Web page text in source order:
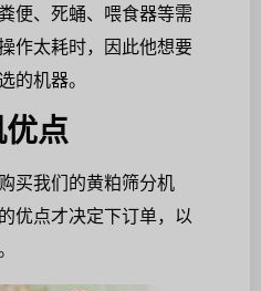
便、死蛹、喂食器等需
作太耗时，因此他想要
的机器。
点
买我们的黄粕筛分机
优点才决定下订单，以